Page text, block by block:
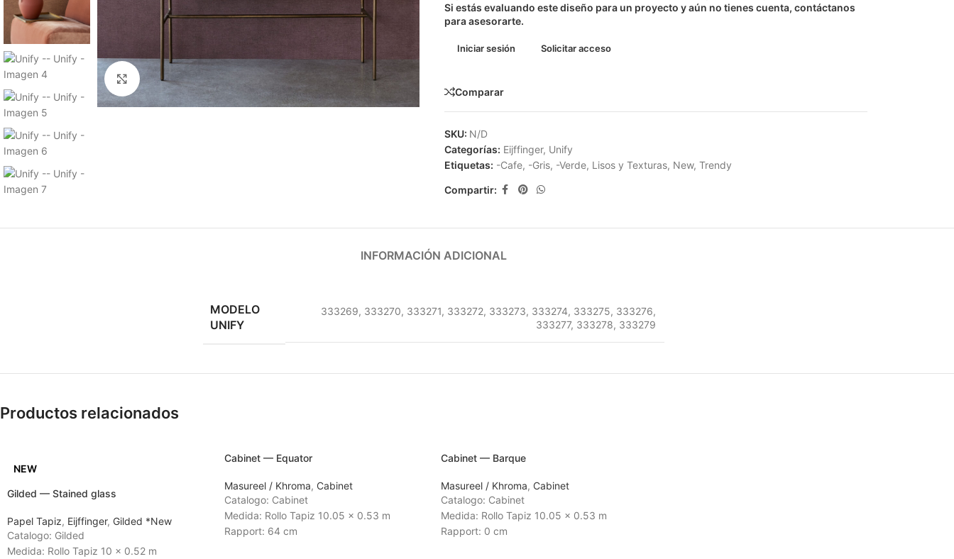
Haga clic para ampliar
Si estás evaluando este diseño para un proyecto y aún no tienes cuenta, contáctanos
para asesorarte.
Iniciar sesión Solicitar acceso
Comparar
SKU: N/D
Categorías: Eijffinger, Unify
Etiquetas: -Cafe, -Gris, -Verde, Lisos y Texturas, New, Trendy
Compartir:
INFORMACIÓN ADICIONAL
MODELO
UNIFY
333269, 333270, 333271, 333272, 333273, 333274, 333275, 333276,
333277, 333278, 333279
Productos relacionados
NEW
Gilded — Stained glass
Papel Tapiz, Eijffinger, Gilded *New
Catalogo: Gilded
Medida: Rollo Tapiz 10 x 0.52 m
Cabinet — Equator
Masureel / Khroma, Cabinet
Catalogo: Cabinet
Medida: Rollo Tapiz 10.05 x 0.53 m
Rapport: 64 cm
Cabinet — Barque
Masureel / Khroma, Cabinet
Catalogo: Cabinet
Medida: Rollo Tapiz 10.05 x 0.53 m
Rapport: 0 cm